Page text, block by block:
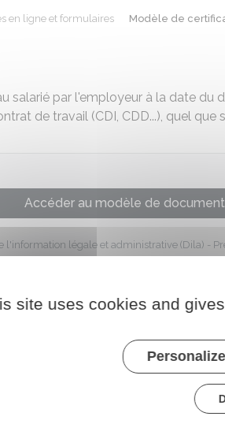
en ligne et formulaires Modèle de
salarié par l'employeur à la date du
de travail (CDI, CDD...), quel
Accéder au modèle de document
l'information légale et administrative (Dila) -
site uses cookies and
Personalize